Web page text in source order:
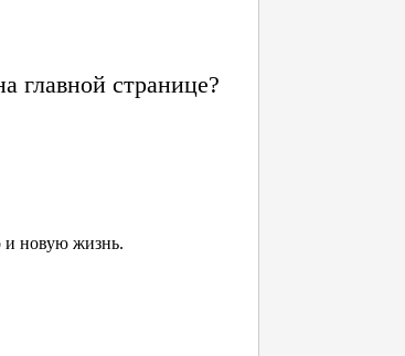
главной странице?
и новую жизнь.